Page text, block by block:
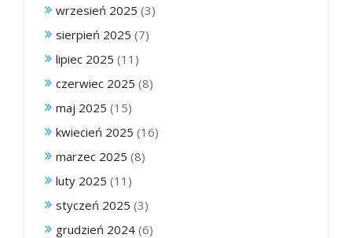
wrzesień 2025 (3)
sierpień 2025 (7)
lipiec 2025 (11)
czerwiec 2025 (8)
maj 2025 (15)
kwiecień 2025 (16)
marzec 2025 (8)
luty 2025 (11)
styczeń 2025 (3)
grudzień 2024 (6)